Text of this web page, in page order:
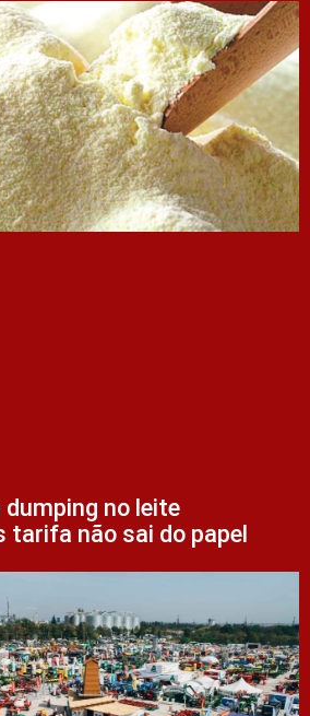
no leite
tarifa não sai do papel